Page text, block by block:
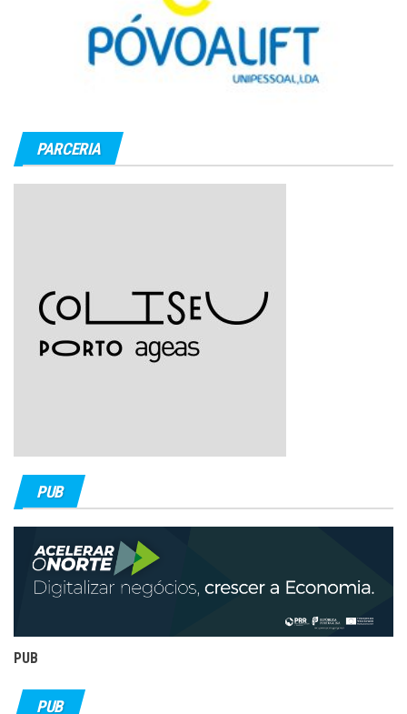
PARCERIA
PUB
PUB
PUB